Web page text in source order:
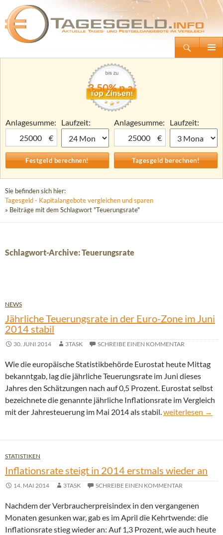
Tagesgeld.info – Tagesgeldkonten vergleichen und Tagesgeld-Zinsen berechnen
Zum
3,50% p.a.
Anlagesumme:
€
Laufzeit:
Anlagesumme:
€
Laufzeit:
Sie befinden sich hier:
Tagesgeld - Kapitalangebote vergleichen und sparen
» Beiträge mit dem Schlagwort "Teuerungsrate"
Schlagwort-Archive: Teuerungsrate
NEWS
Jährliche Teuerungsrate in der Euro-Zone im Juni
2014 stabil
30. JUNI 2014 3TASK SCHREIBE EINEN KOMMENTAR
Wie die europäische Statistikbehörde Eurostat heute Mittag
bekanntgab, lag die jährliche Teuerungsrate im Juni dieses
Jahres den Schätzungen nach auf 0,5 Prozent. Eurostat selbst
bezeichnete die genannte jährliche Inflationsrate im Vergleich
mit der Jahresteuerung im Mai 2014 als stabil.Jährliche
weiterlesen →
STATISTIKEN
Inflationsrate steigt in 2014 erstmals wieder an
14. MAI 2014 3TASK SCHREIBE EINEN KOMMENTAR
Nachdem der Verbraucherpreisindex in den vergangenen
Monaten gesunken war, gab es im April die Kehrtwende: die
Inflationsrate stieg wieder an: Auf 1,3 Prozent, wie auch heute